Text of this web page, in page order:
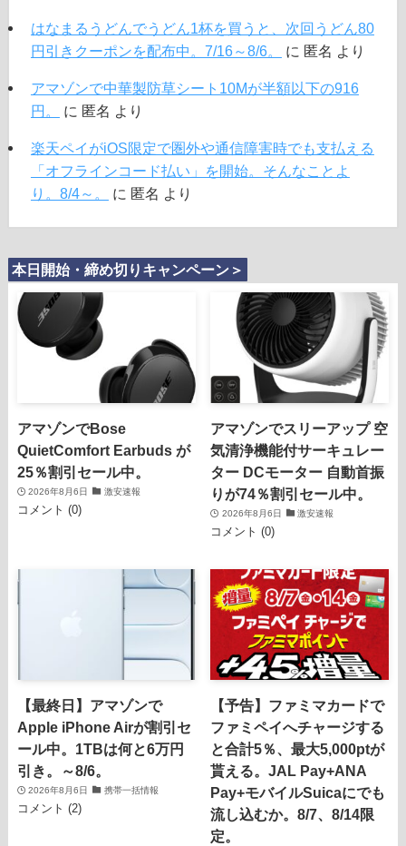
はなまるうどんでうどん1杯を買うと、次回うどん80
円引きクーポンを配布中。7/16～8/6。
に 匿名 より
アマゾンで中華製防草シート10Mが半額以下の916
円。
に 匿名 より
楽天ペイがiOS限定で圏外や通信障害時でも支払える
「オフラインコード払い」を開始。そんなことよ
り。8/4～。
に 匿名 より
本日開始・締め切りキャンペーン＞
アマゾンでBose
QuietComfort Earbuds が
25％割引セール中。
2026年8月6日 激安速報
コメント (0)
アマゾンでスリーアップ 空
気清浄機能付サーキュレー
ター DCモーター 自動首振
りが74％割引セール中。
2026年8月6日 激安速報
コメント (0)
【最終日】アマゾンで
Apple iPhone Airが割引セ
ール中。1TBは何と6万円
引き。～8/6。
2026年8月6日 携帯一括情報
コメント (2)
【予告】ファミマカードで
ファミペイへチャージする
と合計5％、最大5,000ptが
貰える。JAL Pay+ANA
Pay+モバイルSuicaにでも
流し込むか。8/7、8/14限
定。